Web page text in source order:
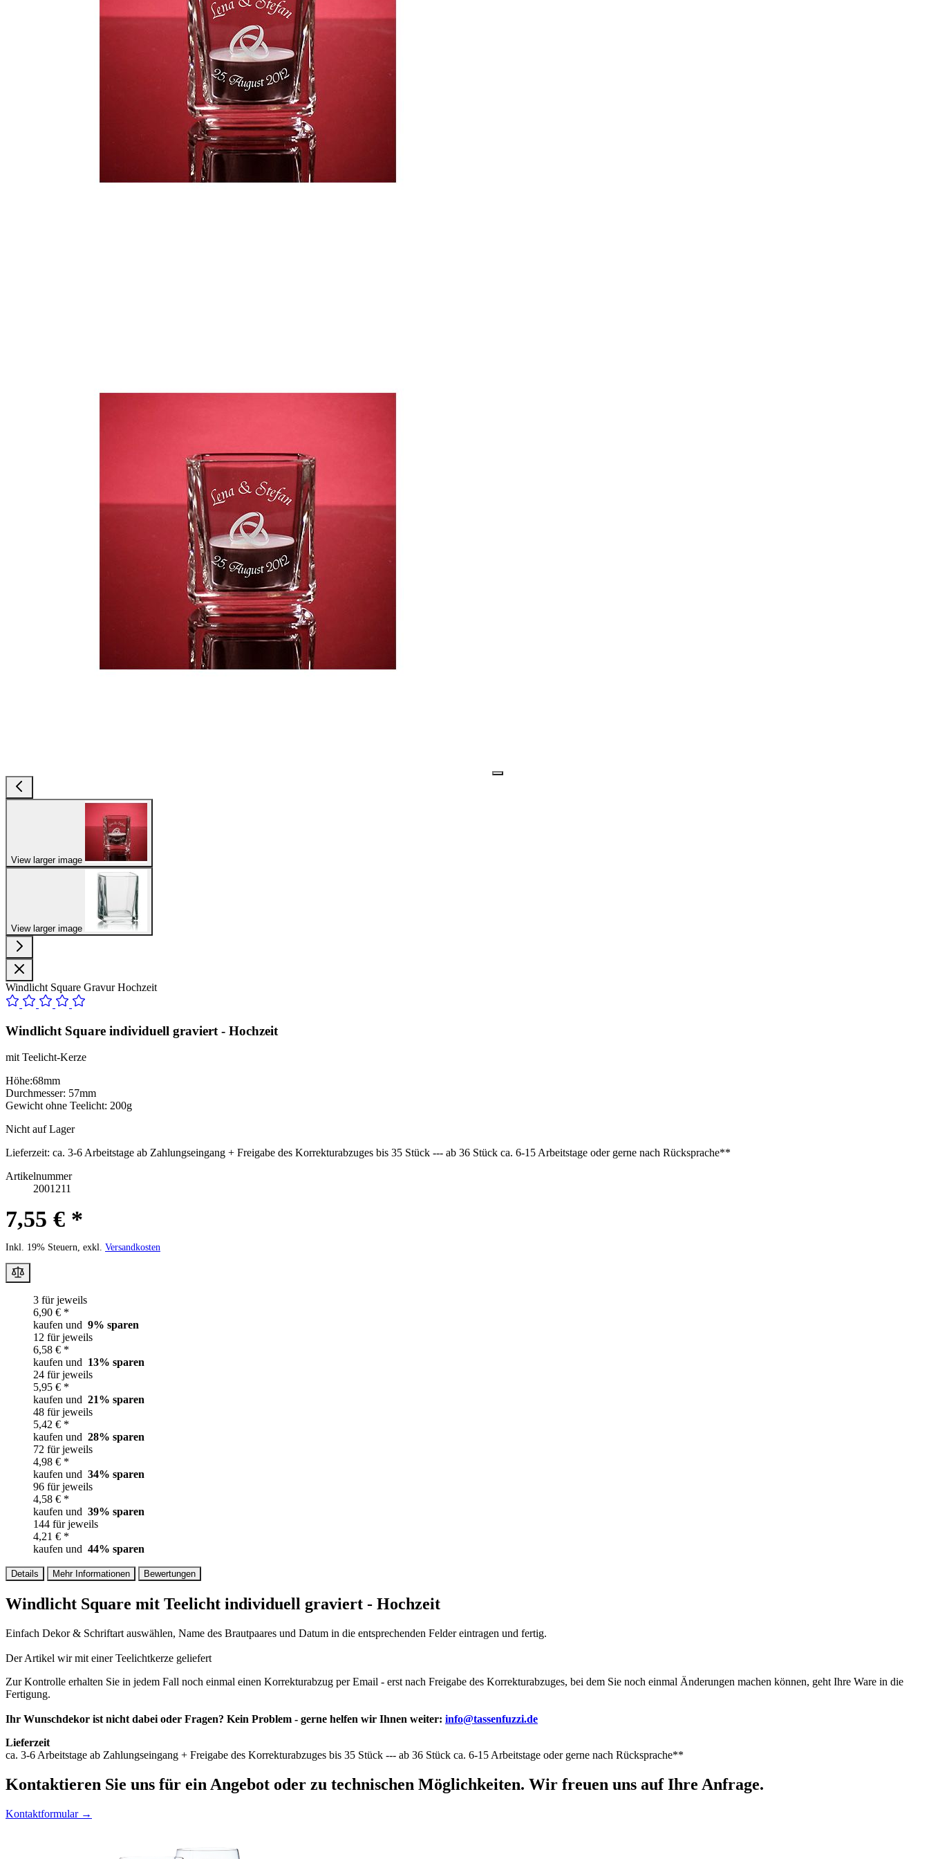
View larger image
View larger image
Windlicht Square Gravur Hochzeit
Windlicht Square individuell graviert - Hochzeit
mit Teelicht-Kerze
Höhe:68mm
Durchmesser: 57mm
Gewicht ohne Teelicht: 200g
Nicht auf Lager
Lieferzeit: ca. 3-6 Arbeitstage ab Zahlungseingang + Freigabe des Korrekturabzuges bis 35 Stück --- ab 36 Stück ca. 6-15 Arbeitstage oder gerne nach Rücksprache**
Artikelnummer
2001211
7,55 € *
Inkl. 19% Steuern, exkl. Versandkosten
3 für jeweils
6,90 € *
kaufen und 9% sparen
12 für jeweils
6,58 € *
kaufen und 13% sparen
24 für jeweils
5,95 € *
kaufen und 21% sparen
48 für jeweils
5,42 € *
kaufen und 28% sparen
72 für jeweils
4,98 € *
kaufen und 34% sparen
96 für jeweils
4,58 € *
kaufen und 39% sparen
144 für jeweils
4,21 € *
kaufen und 44% sparen
Details Mehr Informationen Bewertungen
Windlicht Square mit Teelicht individuell graviert - Hochzeit
Einfach Dekor & Schriftart auswählen, Name des Brautpaares und Datum in die entsprechenden Felder eintragen und fertig.
Der Artikel wir mit einer Teelichtkerze geliefert
Zur Kontrolle erhalten Sie in jedem Fall noch einmal einen Korrekturabzug per Email - erst nach Freigabe des Korrekturabzuges, bei dem Sie noch einmal Änderungen machen können, geht Ihre Ware in die
Fertigung.
Ihr Wunschdekor ist nicht dabei oder Fragen? Kein Problem - gerne helfen wir Ihnen weiter: info@tassenfuzzi.de
Lieferzeit
ca. 3-6 Arbeitstage ab Zahlungseingang + Freigabe des Korrekturabzuges bis 35 Stück --- ab 36 Stück ca. 6-15 Arbeitstage oder gerne nach Rücksprache**
Kontaktieren Sie uns für ein Angebot oder zu technischen Möglichkeiten. Wir freuen uns auf Ihre Anfrage.
Kontaktformular →